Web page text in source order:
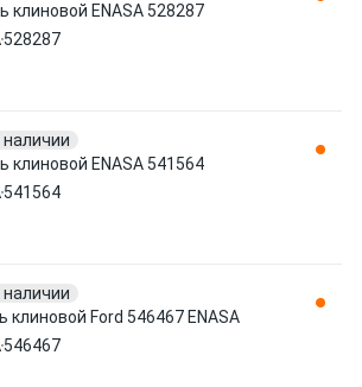
клиновой ENASA 528287
528287
наличии
клиновой ENASA 541564
541564
наличии
клиновой Ford 546467 ENASA
546467